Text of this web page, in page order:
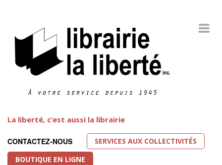
La liberté, c’est aussi la librairie
CONTACTEZ-NOUS
SERVICES AUX COLLECTIVITÉS
BOUTIQUE EN LIGNE